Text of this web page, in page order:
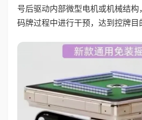
号后驱动内部微型电机或机械结构
码牌过程中进行干预，达到控牌目